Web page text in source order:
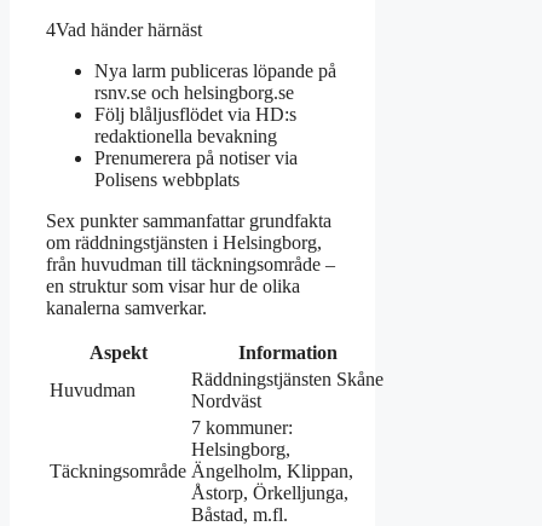
4Vad händer härnäst
Nya larm publiceras löpande på
rsnv.se och helsingborg.se
Följ blåljusflödet via HD:s
redaktionella bevakning
Prenumerera på notiser via
Polisens webbplats
Sex punkter sammanfattar grundfakta
om räddningstjänsten i Helsingborg,
från huvudman till täckningsområde –
en struktur som visar hur de olika
kanalerna samverkar.
Aspekt
Information
Huvudman
Räddningstjänsten Skåne
Nordväst
Täckningsområde
7 kommuner:
Helsingborg,
Ängelholm, Klippan,
Åstorp, Örkelljunga,
Båstad, m.fl.